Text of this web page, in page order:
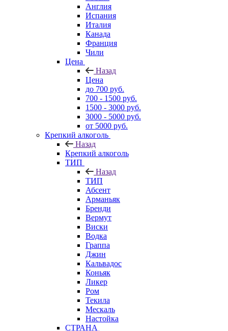
Англия
Испания
Италия
Канада
Франция
Чили
Цена
Назад
Цена
до 700 руб.
700 - 1500 руб.
1500 - 3000 руб.
3000 - 5000 руб.
от 5000 руб.
Крепкий алкоголь
Назад
Крепкий алкоголь
ТИП
Назад
ТИП
Абсент
Арманьяк
Бренди
Вермут
Виски
Водка
Граппа
Джин
Кальвадос
Коньяк
Ликер
Ром
Текила
Мескаль
Настойка
СТРАНА